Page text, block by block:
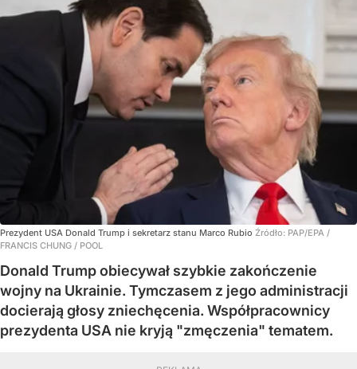
Prezydent USA Donald Trump i sekretarz stanu Marco Rubio Źródło: PAP/EPA /
FRANCIS CHUNG / POOL
Donald Trump obiecywał szybkie zakończenie
wojny na Ukrainie. Tymczasem z jego administracji
docierają głosy zniechęcenia. Współpracownicy
prezydenta USA nie kryją "zmęczenia" tematem.